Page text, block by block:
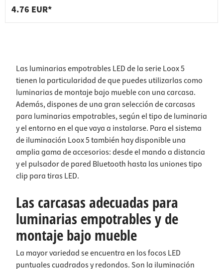
4.76 EUR*
Las luminarias empotrables LED de la serie Loox 5
tienen la particularidad de que puedes utilizarlas como
luminarias de montaje bajo mueble con una carcasa.
Además, dispones de una gran selección de carcasas
para luminarias empotrables, según el tipo de luminaria
y el entorno en el que vaya a instalarse. Para el sistema
de iluminación Loox 5 también hay disponible una
amplia gama de accesorios: desde el mando a distancia
y el pulsador de pared Bluetooth hasta las uniones tipo
clip para tiras LED.
Las carcasas adecuadas para
luminarias empotrables y de
montaje bajo mueble
La mayor variedad se encuentra en los focos LED
puntuales cuadrados y redondos. Son la iluminación